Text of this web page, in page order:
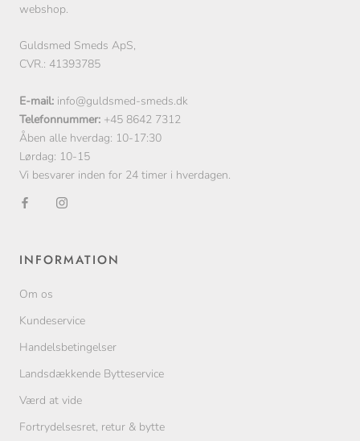
webshop.
Guldsmed Smeds ApS,
CVR.: 41393785
E-mail: info@guldsmed-smeds.dk
Telefonnummer: +45 8642 7312
Åben alle hverdag: 10-17:30
Lørdag: 10-15
Vi besvarer inden for 24 timer i hverdagen.
INFORMATION
Om os
Kundeservice
Handelsbetingelser
Landsdækkende Bytteservice
Værd at vide
Fortrydelsesret, retur & bytte